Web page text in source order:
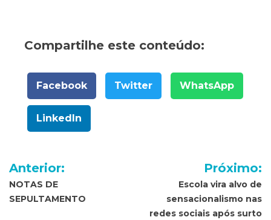
Compartilhe este conteúdo:
Facebook Twitter WhatsApp
LinkedIn
Navegação
de
Anterior:
NOTAS DE
SEPULTAMENTO
Próximo:
Escola vira alvo de
sensacionalismo nas
redes sociais após surto